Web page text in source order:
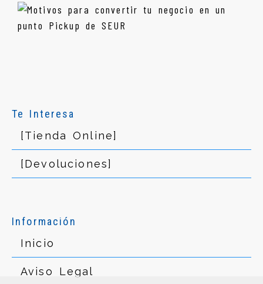
Te Interesa
[Tienda Online]
[Devoluciones]
Información
Inicio
Aviso Legal